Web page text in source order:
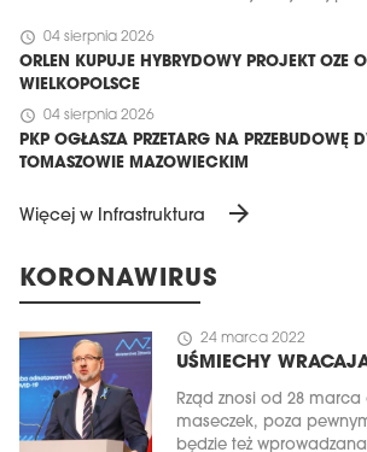
schedule 04 sierpnia 2026
ORLEN KUPUJE HYBRYDOWY PROJEKT
WIELKOPOLSCE
schedule 04 sierpnia 2026
PKP OGŁASZA PRZETARG NA PRZEBUDOWĘ
TOMASZOWIE MAZOWIECKIM
Więcej w Infrastruktura arrow_forward
KORONAWIRUS
schedule 24 marca 2022
UŚMIECHY
Rząd znosi od 28
maseczek, poza
będzie też